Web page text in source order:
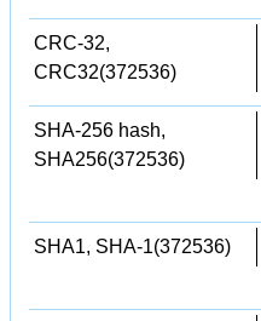
CRC-32,
CRC32(372536)
SHA-256 hash,
SHA256(372536)
SHA1, SHA-1(372536)